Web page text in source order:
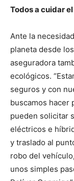
Todos a cuidar
Ante la
planeta desde
aseguradora
ecológicos.
seguros y con
buscamos hacer
pueden solicitar
eléctricos e
y traslado al
robo del
unos simples